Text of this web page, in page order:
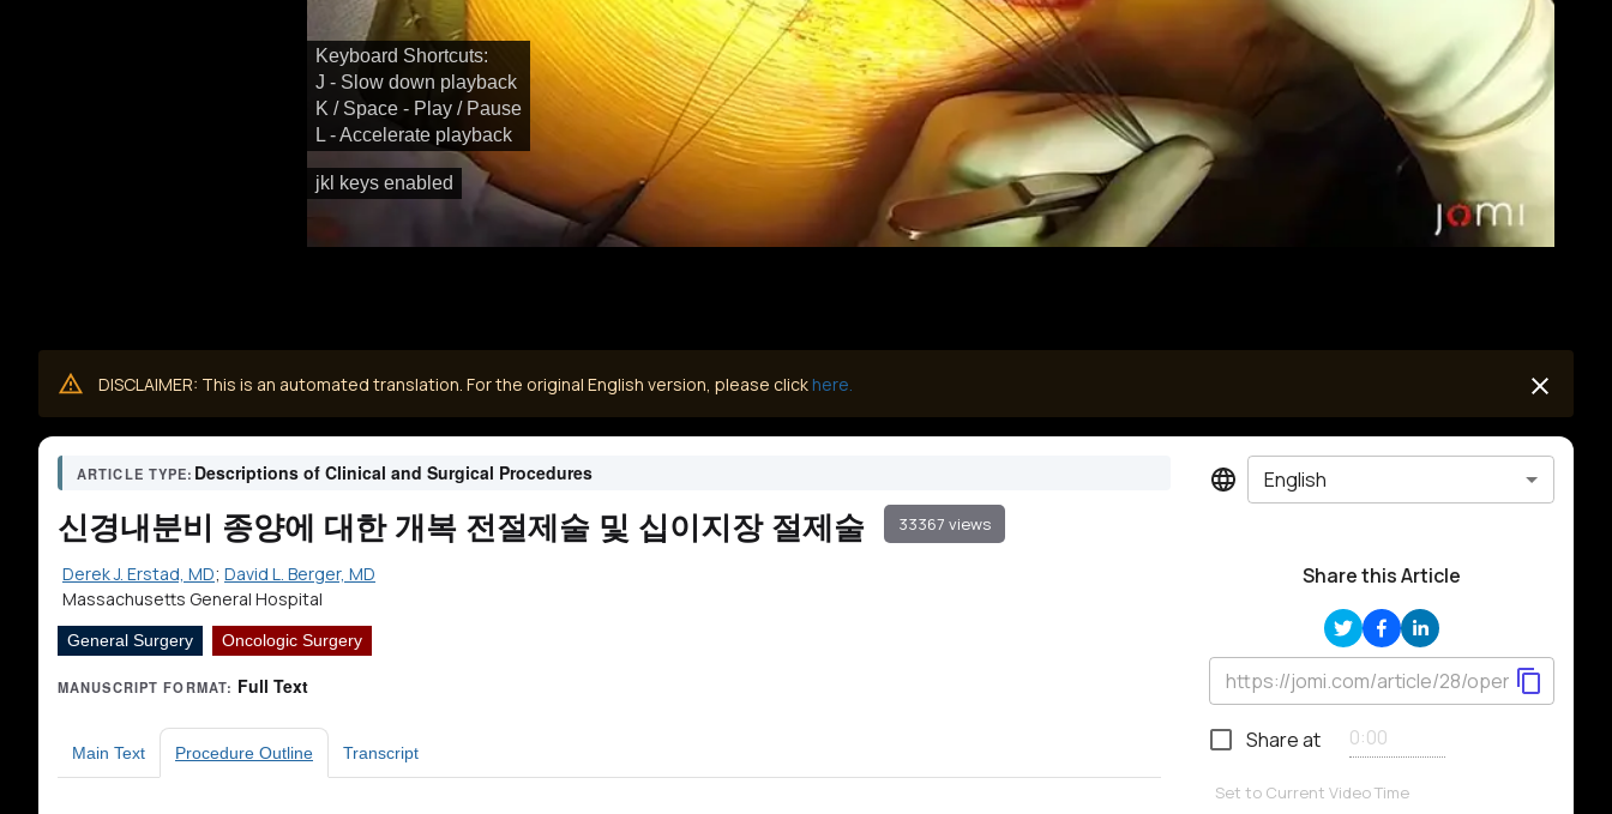
jkl keys enabled
Keyboard Shortcuts:
J - Slow down playback
K / Space - Play / Pause
L - Accelerate playback
DISCLAIMER: This is an automated translation. For the original English version, please click here.
ARTICLE TYPE: Descriptions of Clinical and Surgical Procedures
신경내분비 종양에 대한 개복 전절제술 및 십이지장 절제술 33367 views
Derek J. Erstad, MD; David L. Berger, MD
Massachusetts General Hospital
General Surgery Oncologic Surgery
MANUSCRIPT FORMAT: Full Text
Main Text Procedure Outline Transcript
English
Share this Article
Share at
Set to Current Video Time